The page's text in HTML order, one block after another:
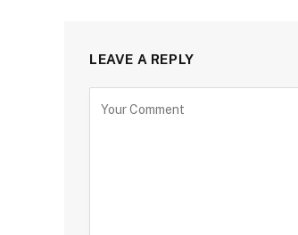
LEAVE A REPLY